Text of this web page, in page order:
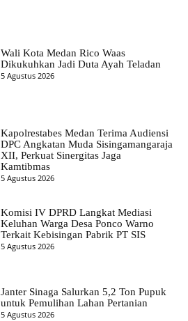
Wali Kota Medan Rico Waas
Dikukuhkan Jadi Duta Ayah Teladan
5 Agustus 2026
Kapolrestabes Medan Terima Audiensi
DPC Angkatan Muda Sisingamangaraja
XII, Perkuat Sinergitas Jaga
Kamtibmas
5 Agustus 2026
Komisi IV DPRD Langkat Mediasi
Keluhan Warga Desa Ponco Warno
Terkait Kebisingan Pabrik PT SIS
5 Agustus 2026
Janter Sinaga Salurkan 5,2 Ton Pupuk
untuk Pemulihan Lahan Pertanian
5 Agustus 2026